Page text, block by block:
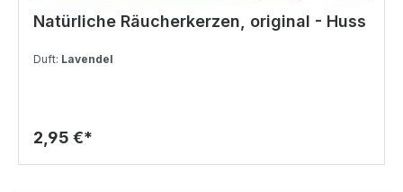
Natürliche Räucherkerzen, original - Huss
Duft: Lavendel
2,95 €*